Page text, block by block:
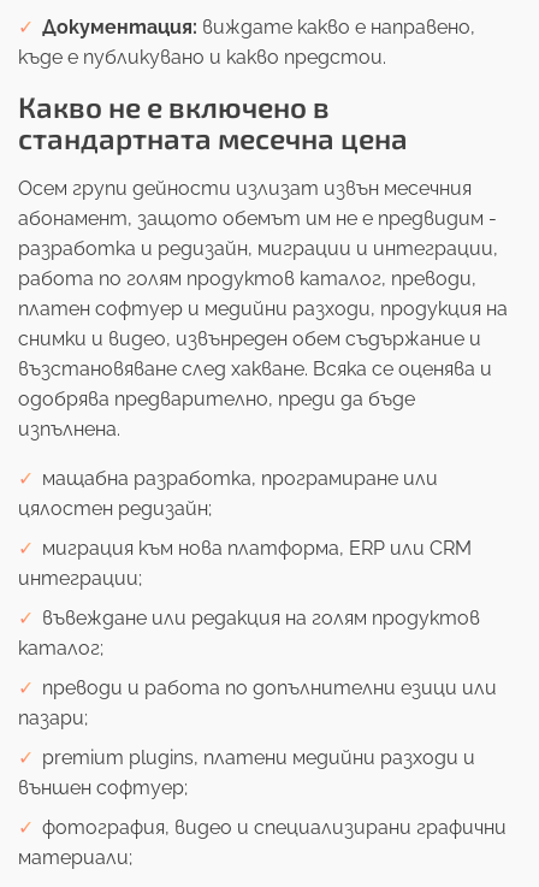
Документация: виждате какво е направено,
къде е публикувано и какво предстои.
Какво не е включено в
стандартната месечна цена
Осем групи дейности излизат извън месечния
абонамент, защото обемът им не е предвидим -
разработка и редизайн, миграции и интеграции,
работа по голям продуктов каталог, преводи,
платен софтуер и медийни разходи, продукция на
снимки и видео, извънреден обем съдържание и
възстановяване след хакване. Всяка се оценява и
одобрява предварително, преди да бъде
изпълнена.
мащабна разработка, програмиране или
цялостен редизайн;
миграция към нова платформа, ERP или CRM
интеграции;
въвеждане или редакция на голям продуктов
каталог;
преводи и работа по допълнителни езици или
пазари;
premium plugins, платени медийни разходи и
външен софтуер;
фотография, видео и специализирани графични
материали;